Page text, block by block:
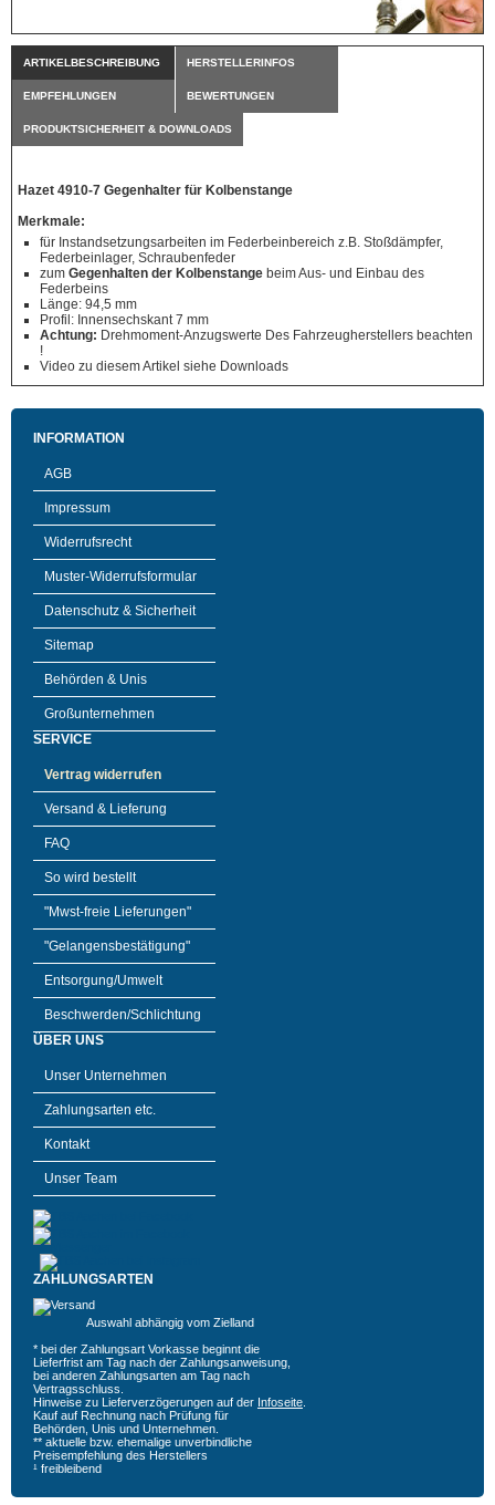
ARTIKELBESCHREIBUNG HERSTELLERINFOS
EMPFEHLUNGEN BEWERTUNGEN
PRODUKTSICHERHEIT & DOWNLOADS
Hazet 4910-7 Gegenhalter für Kolbenstange
Merkmale:
für Instandsetzungsarbeiten im Federbeinbereich z.B. Stoßdämpfer,
Federbeinlager, Schraubenfeder
zum Gegenhalten der Kolbenstange beim Aus- und Einbau des
Federbeins
Länge: 94,5 mm
Profil: Innensechskant 7 mm
Achtung: Drehmoment-Anzugswerte Des Fahrzeugherstellers beachten
!
Video zu diesem Artikel siehe Downloads
INFORMATION
AGB
Impressum
Widerrufsrecht
Muster-Widerrufsformular
Datenschutz & Sicherheit
Sitemap
Behörden & Unis
Großunternehmen
SERVICE
Vertrag widerrufen
Versand & Lieferung
FAQ
So wird bestellt
"Mwst-freie Lieferungen"
"Gelangensbestätigung"
Entsorgung/Umwelt
Beschwerden/Schlichtung
ÜBER UNS
Unser Unternehmen
Zahlungsarten etc.
Kontakt
Unser Team
ZAHLUNGSARTEN
Auswahl abhängig vom Zielland
* bei der Zahlungsart Vorkasse beginnt die
Lieferfrist am Tag nach der Zahlungsanweisung,
bei anderen Zahlungsarten am Tag nach
Vertragsschluss.
Hinweise zu Lieferverzögerungen auf der Infoseite
Kauf auf Rechnung nach Prüfung für
Behörden, Unis und Unternehmen.
** aktuelle bzw. ehemalige unverbindliche
Preisempfehlung des Herstellers
¹ freibleibend